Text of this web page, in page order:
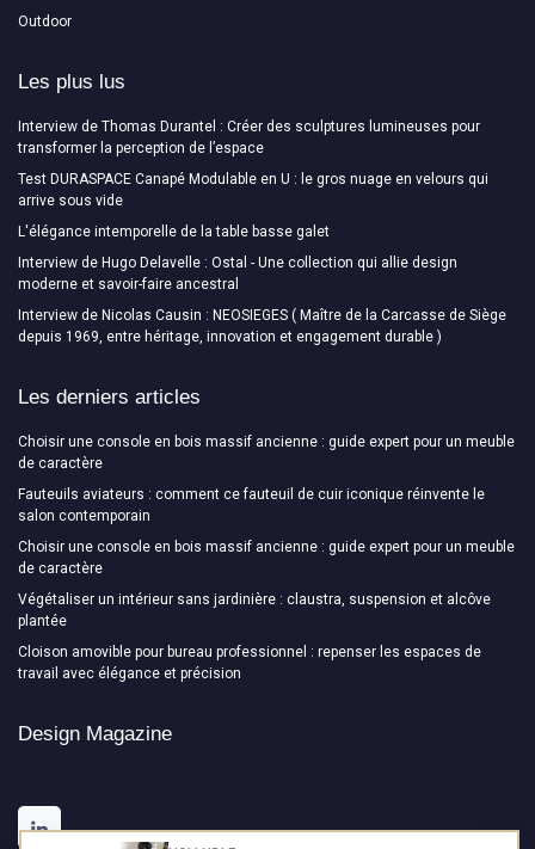
Outdoor
Les plus lus
Interview de Thomas Durantel : Créer des sculptures lumineuses pour
transformer la perception de l’espace
Test DURASPACE Canapé Modulable en U : le gros nuage en velours qui
arrive sous vide
L'élégance intemporelle de la table basse galet
Interview de Hugo Delavelle : Ostal - Une collection qui allie design
moderne et savoir-faire ancestral
Interview de Nicolas Causin : NEOSIEGES ( Maître de la Carcasse de Siège
depuis 1969, entre héritage, innovation et engagement durable )
Les derniers articles
Choisir une console en bois massif ancienne : guide expert pour un meuble
de caractère
Fauteuils aviateurs : comment ce fauteuil de cuir iconique réinvente le
salon contemporain
Choisir une console en bois massif ancienne : guide expert pour un meuble
de caractère
Végétaliser un intérieur sans jardinière : claustra, suspension et alcôve
plantée
Cloison amovible pour bureau professionnel : repenser les espaces de
travail avec élégance et précision
Design Magazine